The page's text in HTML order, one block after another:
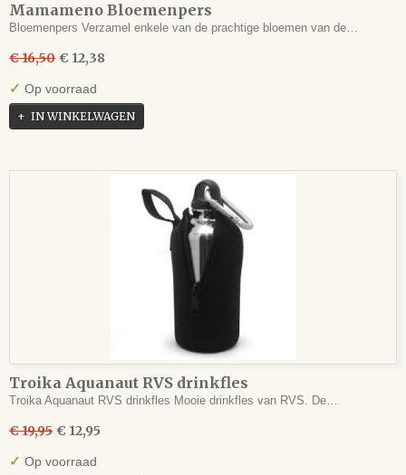
Mamameno Bloemenpers
Bloemenpers Verzamel enkele van de prachtige bloemen van de…
€ 16,50 € 12,38
✓ Op voorraad
IN WINKELWAGEN
Troika Aquanaut RVS drinkfles
Troika Aquanaut RVS drinkfles Mooie drinkfles van RVS. De…
€ 19,95 € 12,95
✓ Op voorraad